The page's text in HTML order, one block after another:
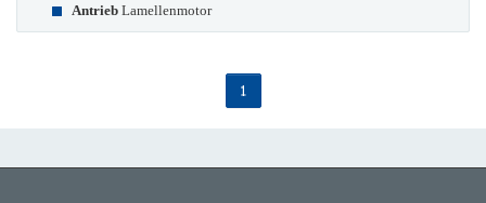
Antrieb Lamellenmotor
1